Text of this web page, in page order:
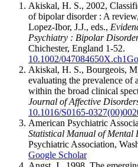
Akiskal, H. S., 2002,
of bipolar disorder : A
Lopez-Ibor, J.J., eds.,
Psychiatry : Bipolar
Chichester, England 1-52.
10.1002/047084650X.ch1
Akiskal, H. S., Bourgeois,
evaluating the prevalence of
within the broad clinical
Journal of Affective
10.1016/S0165-
American Psychiatric
Statistical Manual of Mental
Psychiatric Association,
Google Scholar